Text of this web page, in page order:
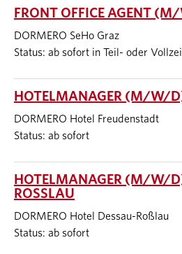
FRONT OFFICE AGENT
DORMERO SeHo Graz
Status: ab sofort in Teil- oder
HOTELMANAGER (M/W/
DORMERO Hotel Freudenstadt
Status: ab sofort
HOTELMANAGER (M/W/
ROSSLAU
DORMERO Hotel Dessau-Roßlau
Status: ab sofort